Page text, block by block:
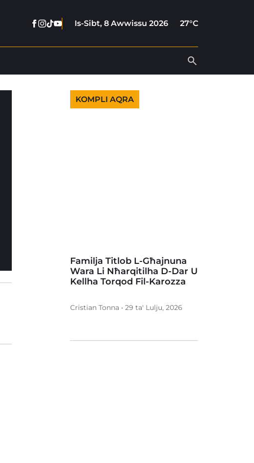
Facebook
Instagram
Tiktok
YoutubeIs-Sibt, 8 Awwissu 2026 27°C
KOMPLI AQRA
Familja Titlob L-Għajnuna
Wara Li Nħarqitilha D-Dar U
Kellha Torqod Fil-Karozza
Cristian Tonna • 29 ta' Lulju, 2026